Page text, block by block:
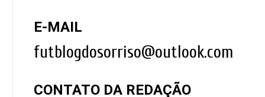
E-MAIL
futblogdosorriso@outlook.com
CONTATO DA REDAÇÃO